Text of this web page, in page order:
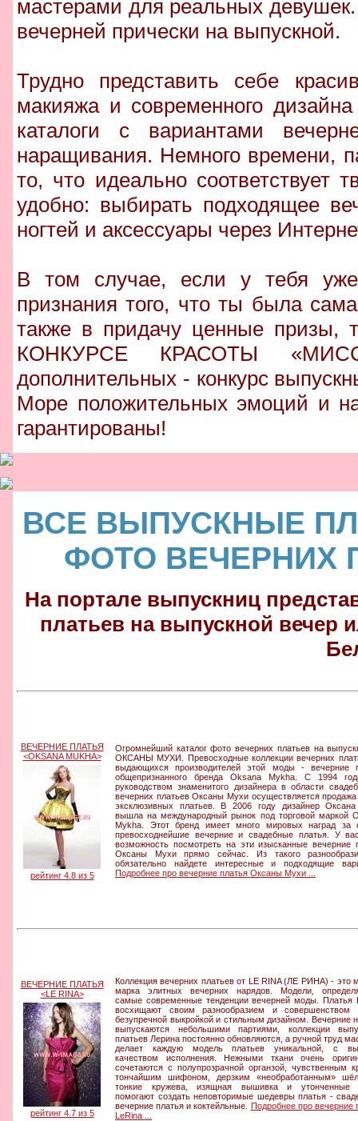
мастерами для реальных
вечерней прически на выпускной.
Трудно представить себе
макияжа и современного
каталоги с вариантами
наращивания. Немного времени,
то, что идеально соответствует
удобно: выбирать подходящее
ногтей и аксессуары через
В том случае, если у тебя
признания того, что ты была
также в придачу ценные призы,
КОНКУРСЕ КРАСОТЫ
дополнительных - конкурс
Море положительных эмоций и
гарантированы!
ВСЕ ВЫПУСКНЫЕ
ФОТО ВЕЧЕРНИХ
На портале выпускниц
платьев на выпускной вечер
ВЕЧЕРНИЕ ПЛАТЬЯ
<OKSANA MUKHA>
рейтинг 4.8 из 5
Огромнейший каталог фото вечерних платьев на
ОКСАНЫ МУХИ. Превосходные коллекции вечерних
выдающихся производителей этой моды - вечерние
общепризнанного бренда Oksana Mykha. С 1994
руководством знаменитого дизайнера в области
вечерних платьев Оксаны Мухи осуществляется
эксклюзивных платьев. В 2006 году дизайнер
вышла на международный рынок под торговой маркой
Mykha. Этот бренд имеет много мировых наград за
превосходнейшие вечерние и свадебные платья. У
возможность посмотреть на эти изысканные вечерние
Оксаны Мухи прямо сейчас. Из такого
обязательно найдете интересные и подходящие
Подробнее про вечерние платья Оксаны Мухи ...
ВЕЧЕРНИЕ ПЛАТЬЯ
<LE RINA>
рейтинг 4.7 из 5
Коллекция вечерних платьев от LE RINA (ЛЕ РИНА) - это
марка элитных вечерних нарядов. Модели,
самые современные тенденции вечерней моды. Платья
восхищают своим разнообразием и совершенством
безупречной выкройкой и стильным дизайном. Вечерние
выпускаются небольшими партиями, коллекции
платьев Лерина постоянно обновляются, а ручной труд
делает каждую модель платьев уникальной, с
качеством исполнения. Нежными ткани очень
сочетаются с полупрозрачной органзой, чувственным
тончайшим шифоном, дерзким «необработанным»
тонкие кружева, изящная вышивка и утонченные
помогают создать неповторимые шедевры платья -
вечерние платья и коктейльные. Подробнее про вечерние
LeRina ...